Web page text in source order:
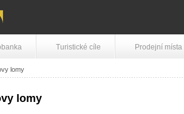
Turistické cíle Prodejní místa
lomy
lomy